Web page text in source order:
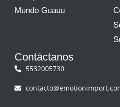
Mundo Guauu
Contáctanos
5532005730